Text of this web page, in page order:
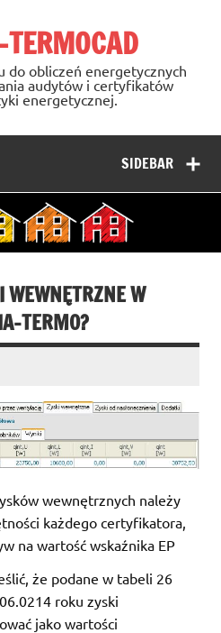
do obliczeń energetycznych
audytów i certyfikatów
energetycznej.
SIDEBAR
WEWNĘTRZNE W
TERMO?
wewnętrznych należy
każdego certyfikatora,
na wartość wskaźnika EP
że podane w tabeli 26
roku zyski
jako wartości